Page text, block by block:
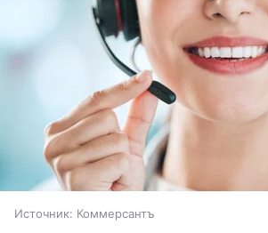
Источник: Коммерсантъ